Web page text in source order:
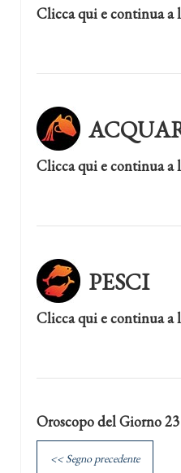
Clicca qui e continua a
Clicca qui e continua a
PESCI
Clicca qui e continua a
Oroscopo del Giorno
<< Segno precedente